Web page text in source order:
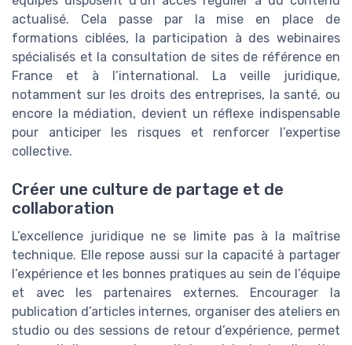
actualisé. Cela passe par la mise en place de
formations ciblées, la participation à des webinaires
spécialisés et la consultation de sites de référence en
France et à l’international. La veille juridique,
notamment sur les droits des entreprises, la santé, ou
encore la médiation, devient un réflexe indispensable
pour anticiper les risques et renforcer l’expertise
collective.
Créer une culture de partage et de
collaboration
L’excellence juridique ne se limite pas à la maîtrise
technique. Elle repose aussi sur la capacité à partager
l’expérience et les bonnes pratiques au sein de l’équipe
et avec les partenaires externes. Encourager la
publication d’articles internes, organiser des ateliers en
studio ou des sessions de retour d’expérience, permet